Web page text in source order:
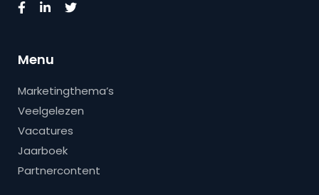
Menu
Marketingthema’s
Veelgelezen
Vacatures
Jaarboek
Partnercontent